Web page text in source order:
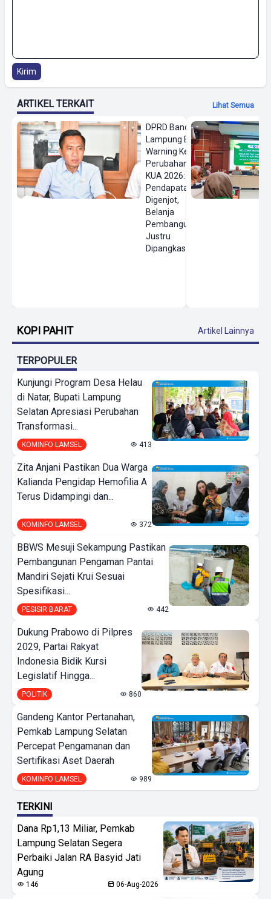
Kirim
ARTIKEL TERKAIT Lihat Semua
DPRD Bandar
Lampung Beri
Warning Keras
Perubahan
KUA 2026:
Pendapatan
Digenjot,
Belanja
Pembangunan
Justru
Dipangkas
KOPI PAHIT Artikel Lainnya
TERPOPULER
Kunjungi Program Desa Helau
di Natar, Bupati Lampung
Selatan Apresiasi Perubahan
Transformasi...
KOMINFO LAMSEL 413
Zita Anjani Pastikan Dua Warga
Kalianda Pengidap Hemofilia A
Terus Didampingi dan...
KOMINFO LAMSEL 372
BBWS Mesuji Sekampung Pastikan
Pembangunan Pengaman Pantai
Mandiri Sejati Krui Sesuai
Spesifikasi...
PESISIR BARAT 442
Dukung Prabowo di Pilpres
2029, Partai Rakyat
Indonesia Bidik Kursi
Legislatif Hingga...
POLITIK 860
Gandeng Kantor Pertanahan,
Pemkab Lampung Selatan
Percepat Pengamanan dan
Sertifikasi Aset Daerah
KOMINFO LAMSEL 989
TERKINI
Dana Rp1,13 Miliar, Pemkab
Lampung Selatan Segera
Perbaiki Jalan RA Basyid Jati
Agung
146 06-Aug-2026